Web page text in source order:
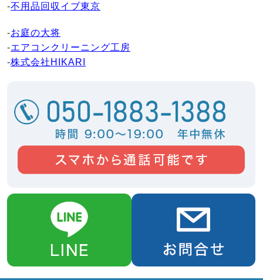
-不用品回収イブ東京
-お庭の大将
-エアコンクリーニング工房
-株式会社HIKARI